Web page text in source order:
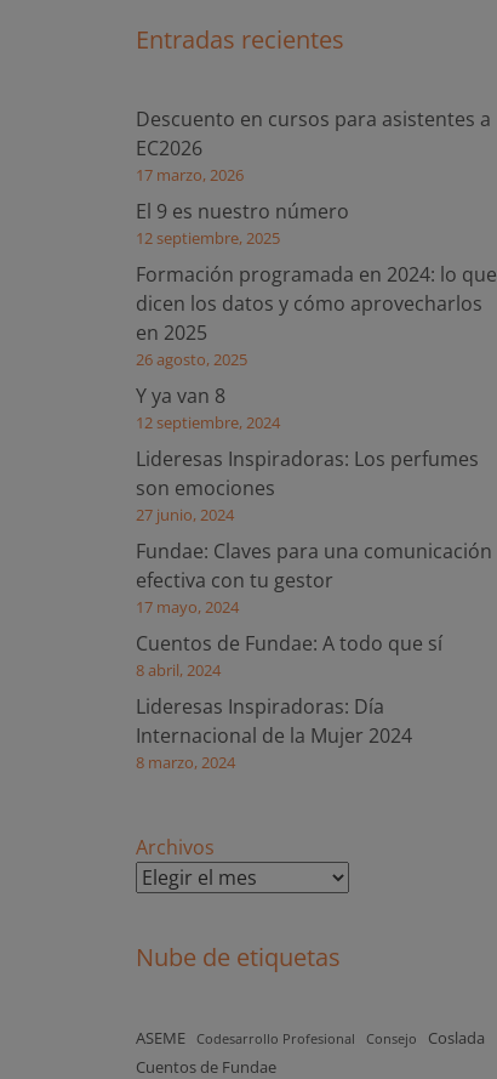
Entradas recientes
Descuento en cursos para asistentes a
EC2026
17 marzo, 2026
El 9 es nuestro número
12 septiembre, 2025
Formación programada en 2024: lo que
dicen los datos y cómo aprovecharlos
en 2025
26 agosto, 2025
Y ya van 8
12 septiembre, 2024
Lideresas Inspiradoras: Los perfumes
son emociones
27 junio, 2024
Fundae: Claves para una comunicación
efectiva con tu gestor
17 mayo, 2024
Cuentos de Fundae: A todo que sí
8 abril, 2024
Lideresas Inspiradoras: Día
Internacional de la Mujer 2024
8 marzo, 2024
Archivos
Nube de etiquetas
ASEME Codesarrollo Profesional Consejo
Coslada
Cuentos de Fundae